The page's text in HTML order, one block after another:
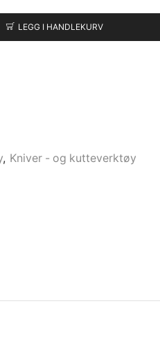
LEGG I HANDLEKURV
, Kniver - og kutteverktøy